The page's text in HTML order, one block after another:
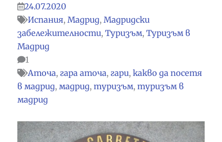
24.07.2020
Испания, Мадрид, Мадридски
забележителности, Туризъм, Туризъм в
Мадрид
1
Аточа, гара аточа, гари, какво да посетя
в мадрид, мадрид, туризъм, туризъм в
мадрид